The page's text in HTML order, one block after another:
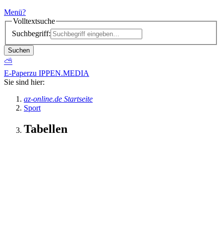
Menü?
Volltextsuche
Suchbegriff:
Suchen
⛅
E-Paperzu IPPEN.MEDIA
Sie sind hier:
az-online.de Startseite
Sport
Tabellen